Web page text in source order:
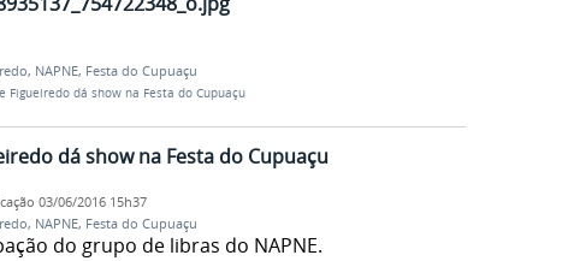
, NAPNE, Festa do Cupuaçu
Figueiredo dá show na Festa do Cupuaçu
dá show na Festa do Cupuaçu
03/06/2016 15h37
, NAPNE, Festa do Cupuaçu
do grupo de libras do NAPNE.